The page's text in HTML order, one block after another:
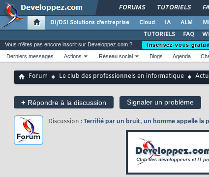
FORUMS TUTORIELS
DI/DSI Solutions d'entreprise Cloud IA ALM
TUTORIELS
FAQ
Vous n'êtes pas encore inscrit sur Developpez.com ?
Inscrivez-vous
Derniers messages
Actions Réseau social Blogs Agenda
Forum Le club des professionnels en informatique
+ Répondre à la discussion Signaler un problème
Discussion : Terrifié par un bruit, un homme appelle la